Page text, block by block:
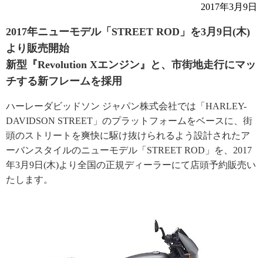
2017年3月9日
2017年ニューモデル「STREET ROD」を3月9日(木)
より販売開始
新型『Revolution Xエンジン』と、市街地走行にマッ
チする新フレームを採用
ハーレーダビッドソン ジャパン株式会社では「HARLEY-
DAVIDSON STREET」のプラットフォームをベースに、街
頭のストリートを爽快に駆け抜けられるよう設計されたア
ーバンスタイルのニューモデル「STREET ROD」を、2017
年3月9日(木)より全国の正規ディーラーにて店頭予約販売い
たします。